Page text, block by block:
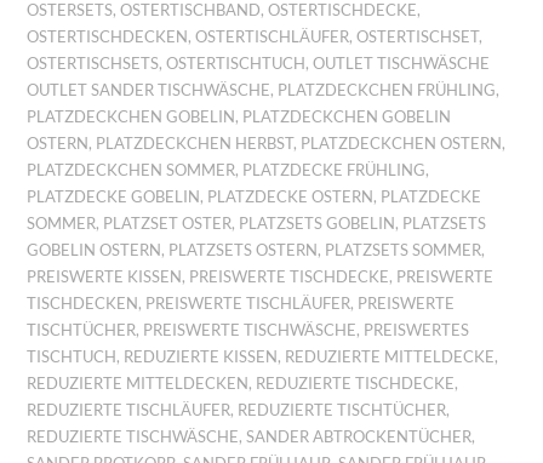
OSTERSETS,OSTERTISCHBAND,OSTERTISCHDECKE,
OSTERTISCHDECKEN ,OSTERTISCHLÄUFER,OSTERTISCHSET,
OSTERTISCHSETS,OSTERTISCHTUCH ,OUTLET TISCHWÄSCHE
OUTLET SANDER TISCHWÄSCHE, PLATZDECKCHEN FRÜHLING,
PLATZDECKCHEN GOBELIN , PLATZDECKCHEN GOBELIN
OSTERN , PLATZDECKCHEN HERBST, PLATZDECKCHEN OSTERN ,
PLATZDECKCHEN SOMMER, PLATZDECKE FRÜHLING,
PLATZDECKE GOBELIN , PLATZDECKE OSTERN , PLATZDECKE
SOMMER, PLATZSET OSTER, PLATZSETS GOBELIN , PLATZSETS
GOBELIN OSTERN , PLATZSETS OSTERN , PLATZSETS SOMMER,
PREISWERTE KISSEN , PREISWERTE TISCHDECKE, PREISWERTE
TISCHDECKEN , PREISWERTE TISCHLÄUFER, PREISWERTE
TISCHTÜCHER, PREISWERTE TISCHWÄSCHE, PREISWERTES
TISCHTUCH , REDUZIERTE KISSEN , REDUZIERTE MITTELDECKE,
REDUZIERTE MITTELDECKEN , REDUZIERTE TISCHDECKE,
REDUZIERTE TISCHLÄUFER, REDUZIERTE TISCHTÜCHER,
REDUZIERTE TISCHWÄSCHE,SANDER ABTROCKENTÜCHER,